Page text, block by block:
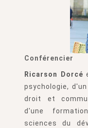
Conférencier
Ricarson Dorcé
psychologie,
droit et
d'une
sciences du